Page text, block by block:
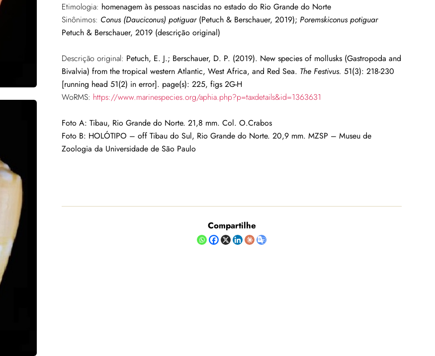
Etimologia: homenagem às pessoas nascidas no estado do Rio Grande do Norte
Sinônimos: Conus (Dauciconus) potiguar(Petuch & Berschauer, 2019); Poremskiconus potiguar
Petuch & Berschauer, 2019 (descrição original)
Descrição original: Petuch, E. J.; Berschauer, D. P. (2019). New species of mollusks (Gastropoda and
Bivalvia) from the tropical western Atlantic, West Africa, and Red Sea. The Festivus. 51(3): 218-230
[running head 51(2) in error]. page(s): 225, figs 2G-H
WoRMS: https://www.marinespecies.org/aphia.php?p=taxdetails&id=1363631
Foto A: Tibau, Rio Grande do Norte. 21,8 mm. Col. O.Crabos
Foto B: HOLÓTIPO – off Tibau do Sul, Rio Grande do Norte. 20,9 mm. MZSP – Museu de
Zoologia da Universidade de São Paulo
Compartilhe